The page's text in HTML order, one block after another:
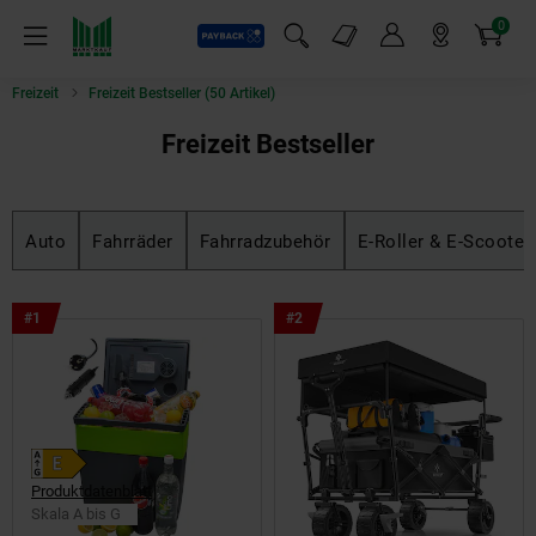
Menü
Payback
Suchfeld einblenden
Markt-Angebote 0
Artikel
Freizeit Freizeit Bestseller (50 Artikel)
Freizeit Bestseller
Auto Fahrräder Fahrradzubehör E-Roller & E-Scooter
#1
Bestseller
Artikel
Position
Produktdatenblatt
Skala A bis G
#2 Bestseller
Artikel
Position